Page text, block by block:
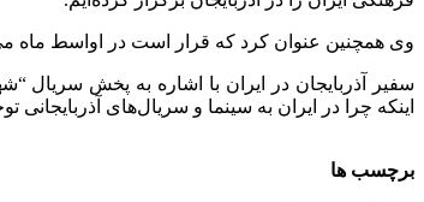
وی همچنین عنوان کرد که قرار است در اواسط ماه
سفیر آذربایجان در ایران با اشاره به پخش سریال
اینکه چرا در ایران به سینما و سریال‌های
برچسب ها